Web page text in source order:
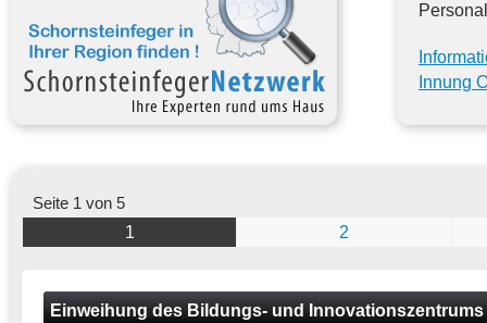
Innung
Seite 1 von 5
1 2
Einweihung des Bildungs- und Innovationszentrums